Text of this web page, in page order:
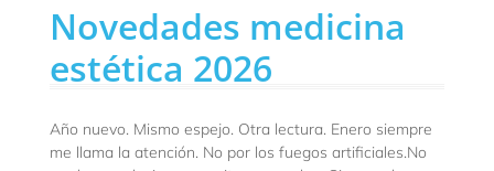
Novedades medicina
estética 2026
Año nuevo. Mismo espejo. Otra lectura. Enero siempre
me llama la atención. No por los fuegos artificiales.No